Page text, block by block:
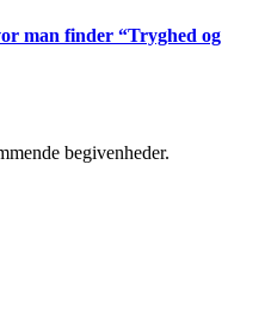
man finder “Tryghed og
begivenheder.